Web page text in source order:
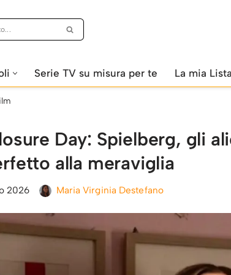
Serie TV su misura per te La mia Lista
Day: Spielberg, gli
alla meraviglia
2026 Maria Virginia Destefano